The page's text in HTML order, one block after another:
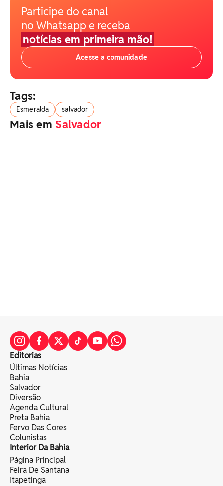
Participe do canal
no Whatsapp e receba
notícias em primeira mão!
Acesse a comunidade
Tags:
Esmeralda salvador
Mais em Salvador
Editorias
Últimas Notícias
Bahia
Salvador
Diversão
Agenda Cultural
Preta Bahia
Fervo Das Cores
Colunistas
Interior Da Bahia
Página Principal
Feira De Santana
Itapetinga